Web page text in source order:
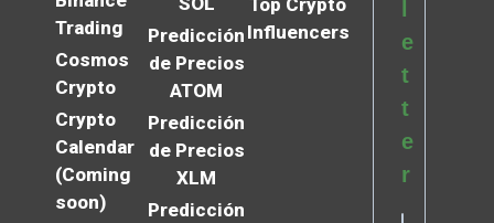
Trading
Cosmos
Crypto
Crypto
Calendar
(Coming
soon)
Predicción
de Precios
ATOM
Predicción
de Precios
XLM
Predicción
Top Crypto
Influencers
e
t
t
e
r